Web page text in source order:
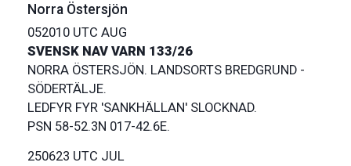
Norra Östersjön
052010 UTC AUG
SVENSK NAV VARN 133/26
NORRA ÖSTERSJÖN. LANDSORTS BREDGRUND -
SÖDERTÄLJE.
LEDFYR FYR 'SANKHÄLLAN' SLOCKNAD.
250623 UTC JUL